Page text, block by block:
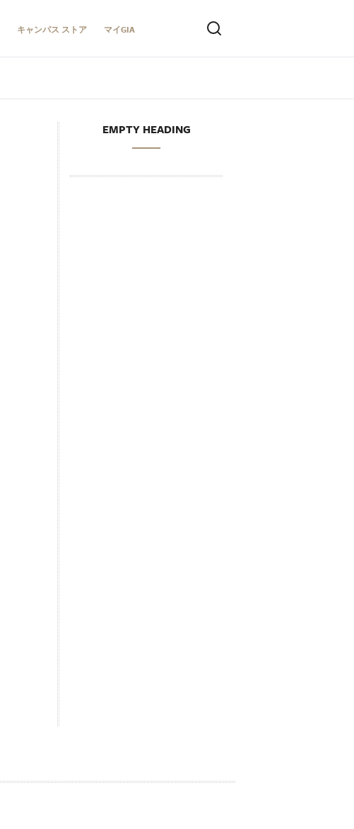
キャンパス ストア マイGIA
EMPTY HEADING